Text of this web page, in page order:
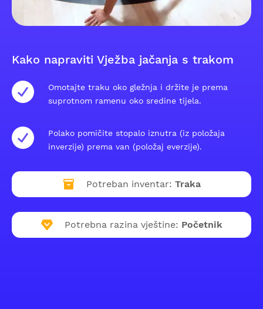
Kako napraviti Vježba jačanja s trakom
Omotajte traku oko gležnja i držite je prema
suprotnom ramenu oko sredine tijela.
Polako pomičite stopalo iznutra (iz položaja
inverzije) prema van (položaj everzije).
Potreban inventar: Traka
Potrebna razina vještine: Početnik